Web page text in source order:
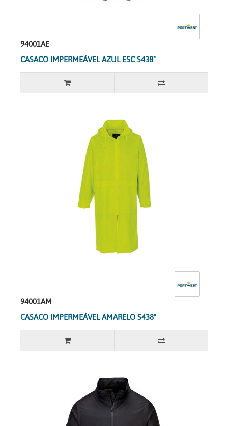
94001AE
CASACO IMPERMEÁVEL AZUL ESC S438"
94001AM
CASACO IMPERMEÁVEL AMARELO S438"